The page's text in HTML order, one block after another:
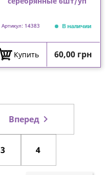
Артикул: 14383 В наличии
Купить Цена
60,00 грн
3 4
Вперед